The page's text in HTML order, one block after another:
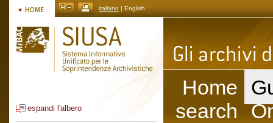
italiano | English
espandi l'albero
Home
search